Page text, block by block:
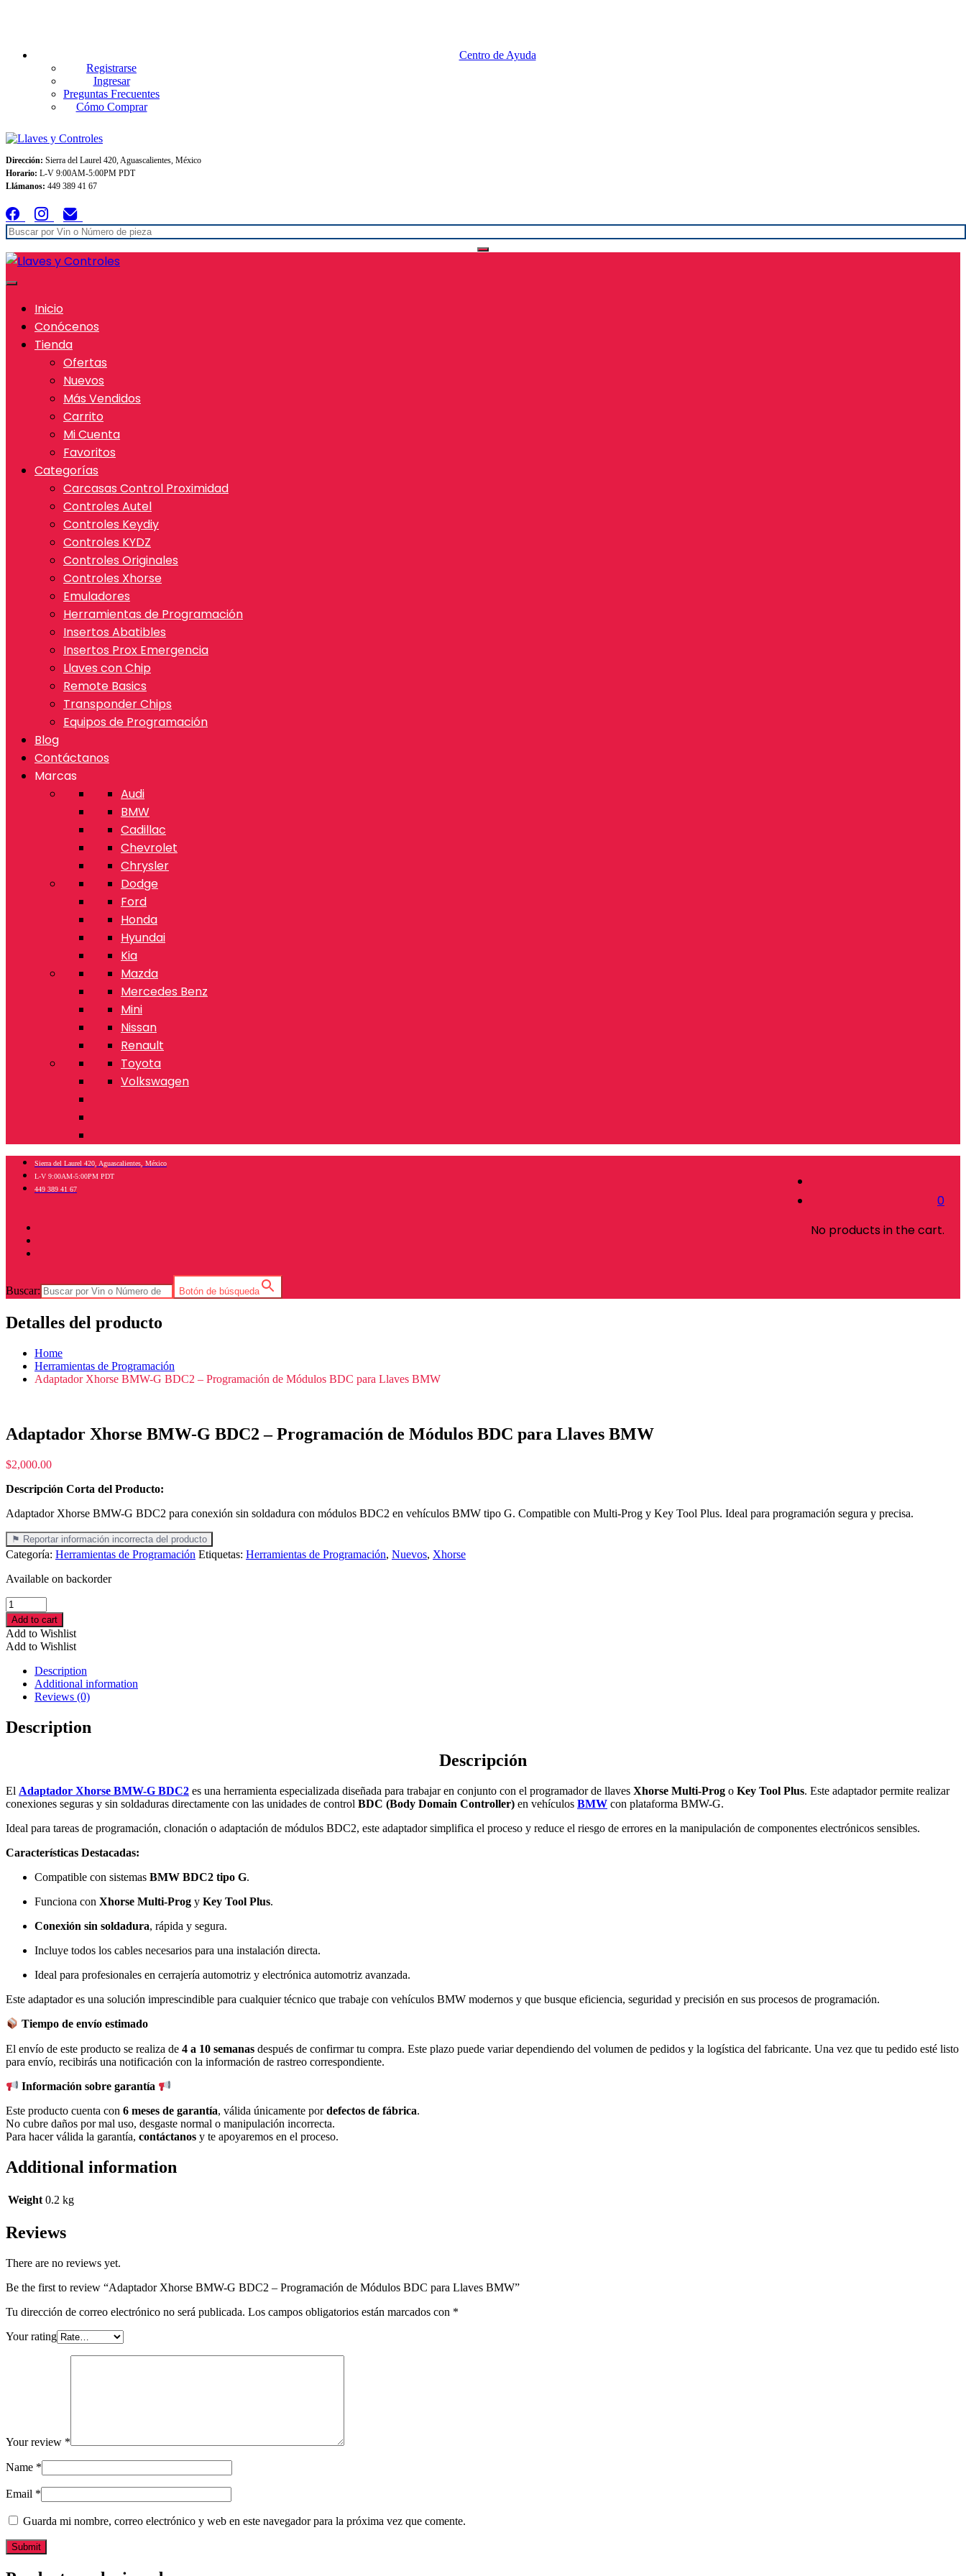
Centro de Ayuda
Registrarse
Ingresar
Preguntas Frecuentes
Cómo Comprar
Dirección: Sierra del Laurel 420, Aguascalientes, México
Horario: L-V 9:00AM-5:00PM PDT
Llámanos: 449 389 41 67
Inicio
Conócenos
Tienda
Ofertas
Nuevos
Más Vendidos
Carrito
Mi Cuenta
Favoritos
Categorías
Carcasas Control Proximidad
Controles Autel
Controles Keydiy
Controles KYDZ
Controles Originales
Controles Xhorse
Emuladores
Herramientas de Programación
Insertos Abatibles
Insertos Prox Emergencia
Llaves con Chip
Remote Basics
Transponder Chips
Equipos de Programación
Blog
Contáctanos
Marcas
Audi
BMW
Cadillac
Chevrolet
Chrysler
Dodge
Ford
Honda
Hyundai
Kia
Mazda
Mercedes Benz
Mini
Nissan
Renault
Toyota
Volkswagen
0
No products in the cart.
Sierra del Laurel 420, Aguascalientes, México
L-V 9:00AM-5:00PM PDT
449 389 41 67
Buscar: Botón de búsqueda
Detalles del producto
Home
Herramientas de Programación
Adaptador Xhorse BMW-G BDC2 – Programación de Módulos BDC para Llaves BMW
Adaptador Xhorse BMW-G BDC2 – Programación de Módulos BDC para Llaves BMW
$2,000.00
Descripción Corta del Producto:
Adaptador Xhorse BMW-G BDC2 para conexión sin soldadura con módulos BDC2 en vehículos BMW tipo G. Compatible con Multi-Prog y Key Tool Plus. Ideal para programación segura y precisa.
⚑ Reportar información incorrecta del producto
Categoría: Herramientas de Programación Etiquetas: Herramientas de Programación, Nuevos, Xhorse
Available on backorder
Adaptador
Xhorse
BMW-
G
BDC2
Programación
Módulos
BDC
para
Add to cart
Add to Wishlist
Add to Wishlist
Description
Additional information
Reviews (0)
Description
Descripción
El Adaptador Xhorse BMW-G BDC2 es una herramienta especializada diseñada para trabajar en conjunto con el programador de llaves Xhorse Multi-Prog o Key Tool Plus. Este adaptador permite realizar
conexiones seguras y sin soldaduras directamente con las unidades de control BDC (Body Domain Controller) en vehículos BMW con plataforma BMW-G.
Ideal para tareas de programación, clonación o adaptación de módulos BDC2, este adaptador simplifica el proceso y reduce el riesgo de errores en la manipulación de componentes electrónicos sensibles.
Características Destacadas:
Compatible con sistemas BMW BDC2 tipo G.
Funciona con Xhorse Multi-Prog y Key Tool Plus.
Conexión sin soldadura, rápida y segura.
Incluye todos los cables necesarios para una instalación directa.
Ideal para profesionales en cerrajería automotriz y electrónica automotriz avanzada.
Este adaptador es una solución imprescindible para cualquier técnico que trabaje con vehículos BMW modernos y que busque eficiencia, seguridad y precisión en sus procesos de programación.
Tiempo de envío estimado
El envío de este producto se realiza de 4 a 10 semanas después de confirmar tu compra. Este plazo puede variar dependiendo del volumen de pedidos y la logística del fabricante. Una vez que tu pedido esté listo
para envío, recibirás una notificación con la información de rastreo correspondiente.
Información sobre garantía
Este producto cuenta con 6 meses de garantía, válida únicamente pordefectos de fábrica.
No cubre daños por mal uso, desgaste normal o manipulación incorrecta.
Para hacer válida la garantía, contáctanos y te apoyaremos en el proceso.
Additional information
Weight 0.2 kg
Reviews
There are no reviews yet.
Be the first to review “Adaptador Xhorse BMW-G BDC2 – Programación de Módulos BDC para Llaves BMW”
Tu dirección de correo electrónico no será publicada. Los campos obligatorios están marcados con *
Your rating
Your review *
Name *
Email *
Guarda mi nombre, correo electrónico y web en este navegador para la próxima vez que comente.